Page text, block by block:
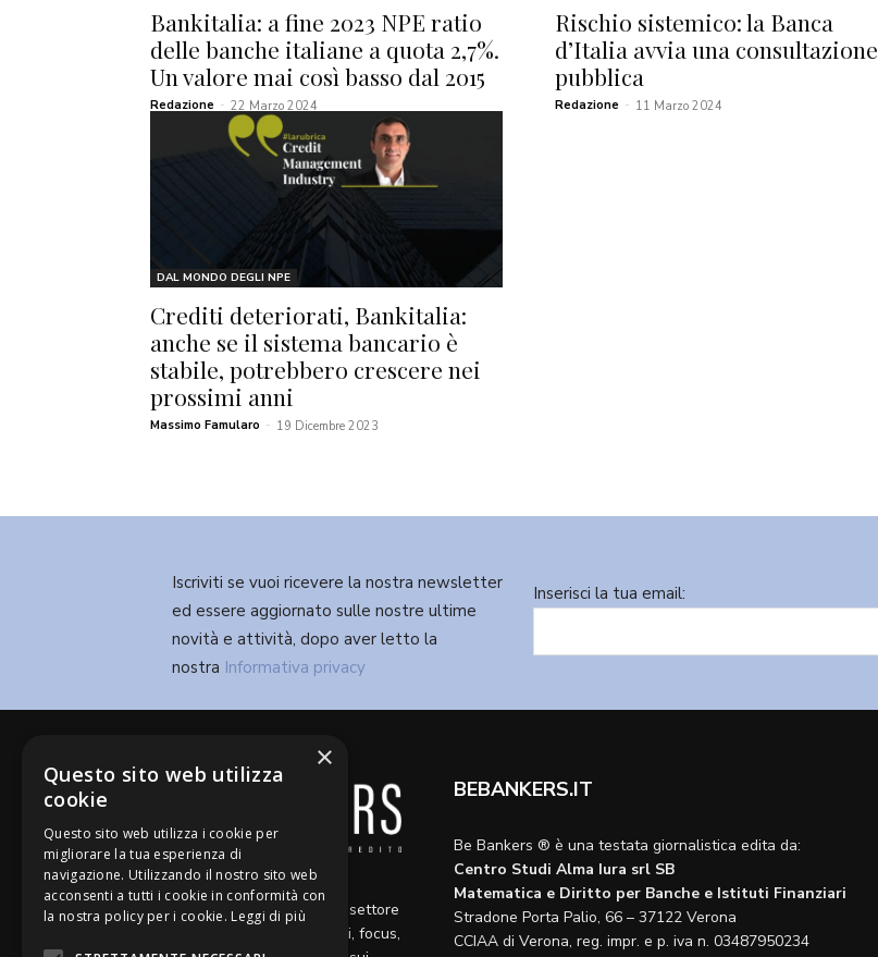
Bankitalia: a fine 2023 NPE ratio
delle banche italiane a quota 2,7%.
Un valore mai così basso dal 2015
Redazione - 22 Marzo 2024
Rischio sistemico: la Banca
d’Italia avvia una consultazione
pubblica
Redazione - 11 Marzo 2024
DAL MONDO DEGLI NPE
Crediti deteriorati, Bankitalia:
anche se il sistema bancario è
stabile, potrebbero crescere nei
prossimi anni
Massimo Famularo - 19 Dicembre 2023
Iscriviti se vuoi ricevere la nostra newsletter
ed essere aggiornato sulle nostre ultime
novità e attività, dopo aver letto la
nostra Informativa privacy
Inserisci la tua email:
Diamo voce a riflessioni,
aggiornamenti e opinioni sul settore
del credito, ospitando articoli, focus,
BEBANKERS.IT
Be Bankers ® è una testata giornalistica edita da:
Centro Studi Alma Iura srl SB
Matematica e Diritto per Banche e Istituti Finanziari
Stradone Porta Palio, 66 – 37122 Verona
CCIAA di Verona, reg. impr. e p. iva n. 03487950234
×
Questo sito web utilizza
cookie
Questo sito web utilizza i cookie per
migliorare la tua esperienza di
navigazione. Utilizzando il nostro sito web
acconsenti a tutti i cookie in conformità con
la nostra policy per i cookie. Leggi di più